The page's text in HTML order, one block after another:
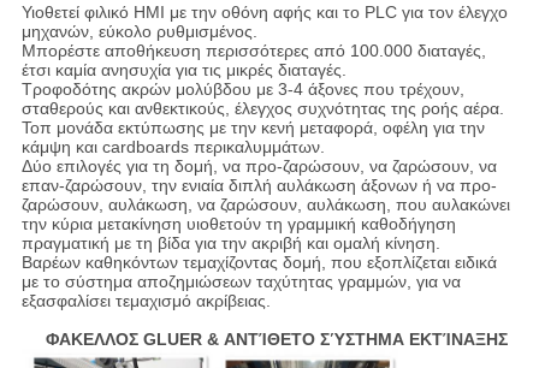
Υιοθετεί φιλικό HMI με την οθόνη αφής και το PLC για τον έλεγχο
μηχανών, εύκολο ρυθμισμένος.
Μπορέστε αποθήκευση περισσότερες από 100.000 διαταγές,
έτσι καμία ανησυχία για τις μικρές διαταγές.
Τροφοδότης ακρών μολύβδου με 3-4 άξονες που τρέχουν,
σταθερούς και ανθεκτικούς, έλεγχος συχνότητας της ροής αέρα.
Τοπ μονάδα εκτύπωσης με την κενή μεταφορά, οφέλη για την
κάμψη και cardboards περικαλυμμάτων.
Δύο επιλογές για τη δομή, να προ-ζαρώσουν, να ζαρώσουν, να
επαν-ζαρώσουν, την ενιαία διπλή αυλάκωση άξονων ή να προ-
ζαρώσουν, αυλάκωση, να ζαρώσουν, αυλάκωση, που αυλακώνει
την κύρια μετακίνηση υιοθετούν τη γραμμική καθοδήγηση
πραγματική με τη βίδα για την ακριβή και ομαλή κίνηση.
Βαρέων καθηκόντων τεμαχίζοντας δομή, που εξοπλίζεται ειδικά
με το σύστημα αποζημιώσεων ταχύτητας γραμμών, για να
εξασφαλίσει τεμαχισμό ακρίβειας.
ΦΑΚΕΛΛΟΣ GLUER & ΑΝΤΊΘΕΤΟ ΣΎΣΤΗΜΑ ΕΚΤΊΝΑΞΗΣ